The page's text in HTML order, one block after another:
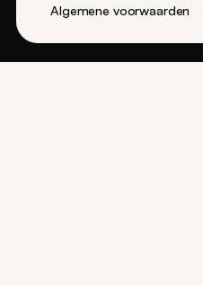
Algemene voorwaarden